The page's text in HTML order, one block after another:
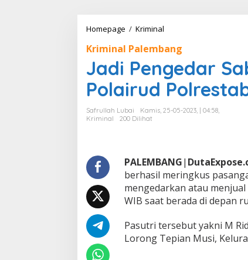
Homepage / Kriminal
d
P
e
e
a
b
u
s
u
Kriminal Palembang
Jadi Pengedar
Polairud
Safrullah Lubai
Kamis, 25-05-2023, | 04:58,
Kriminal
200 Dilihat
PALEMBANG|
berhasil meringkus
mengedarkan atau
WIB saat berada di depan
Pasutri tersebut yakni M
Lorong Tepian Musi,